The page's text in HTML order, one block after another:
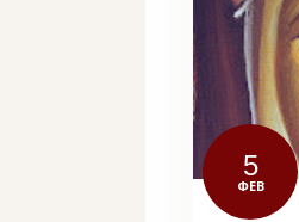
5
ΦΕΒ